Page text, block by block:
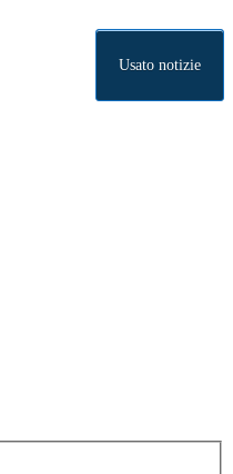
Usato notizie